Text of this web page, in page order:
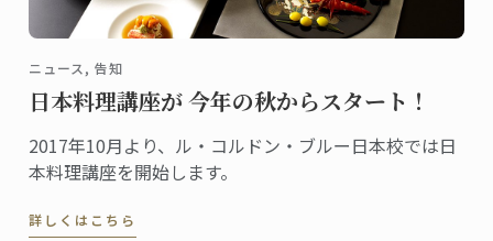
ニュース, 告知
日本料理講座が 今年の秋からスタート！
2017年10月より、ル・コルドン・ブルー日本校では日
本料理講座を開始します。
詳しくはこちら